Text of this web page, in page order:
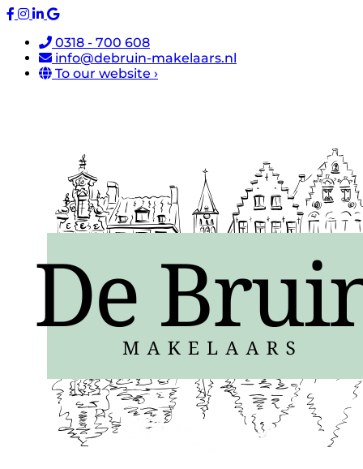
0318 - 700 608
info@debruin-makelaars.nl
To our website ›